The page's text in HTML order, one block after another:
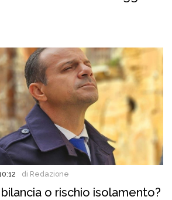
di Redazione
o rischio isolamento?